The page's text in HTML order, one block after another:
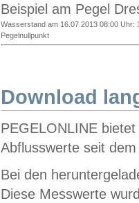
Beispiel am Pegel
Wasserstand am 16.07.2013 08:00 Uhr:
Pegelnullpunkt
Download
PEGELONLINE
Abflusswerte seit
Bei den
Diese Messwerte